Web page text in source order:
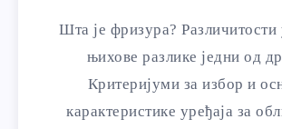
Шта је фризура? Различитости
њихове разлике једни од
Критеријуми за избор и
карактеристике уређаја за